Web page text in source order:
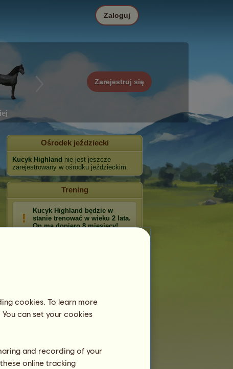
Zarejestruj się
Zaloguj
Ośrodek jeździecki
Kucyk Highland nie jest jeszcze
zarejestrowany w ośrodku jeździeckim.
Trening
Kucyk Highland będzie w
stanie trenować w wieku 2 lata.
On ma dopiero 8 miesięcy!
cookies. To learn more
You can set your cookies
and recording of your
online tracking